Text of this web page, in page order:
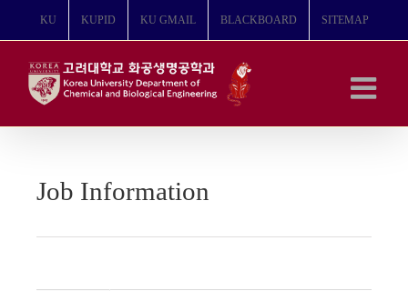
뛰
KU KUPID KU GMAIL BLACKBOARD SITEMAP
Job Information